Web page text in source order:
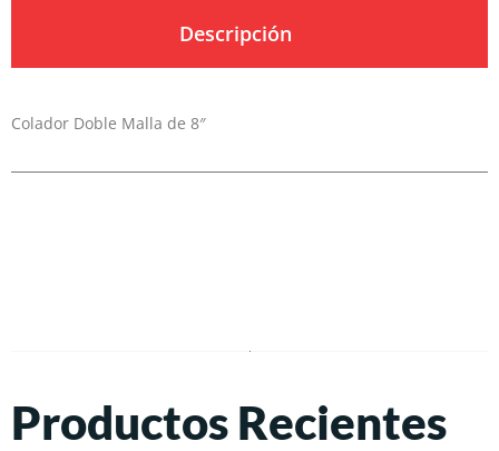
Descripción
Colador Doble Malla de 8″
Productos Recientes